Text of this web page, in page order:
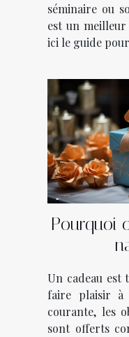
séminaire ou
est un
ici le guide
Pourquoi
Un cadeau est
faire plaisir à
courante, les
sont offerts